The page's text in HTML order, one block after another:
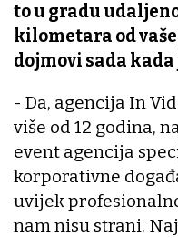
to u gradu
kilometara od
dojmovi sada kada
- Da, agencija In
više od 12 godina,
event agencija
korporativne
uvijek
nam nisu strani.